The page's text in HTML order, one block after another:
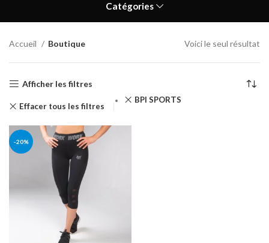
Catégories
Accueil Boutique Voici le seul résultat
Afficher les filtres
Effacer tous les filtres
BPI SPORTS
-20%